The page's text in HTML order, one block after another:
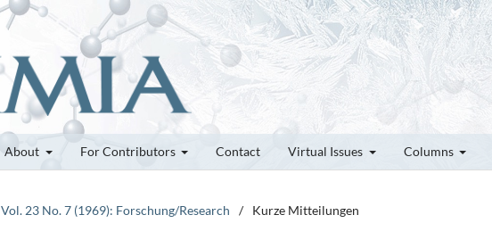
About For Contributors Contact Virtual Issues Columns
Vol. 23 No. 7 (1969): Forschung/Research / Kurze Mitteilungen